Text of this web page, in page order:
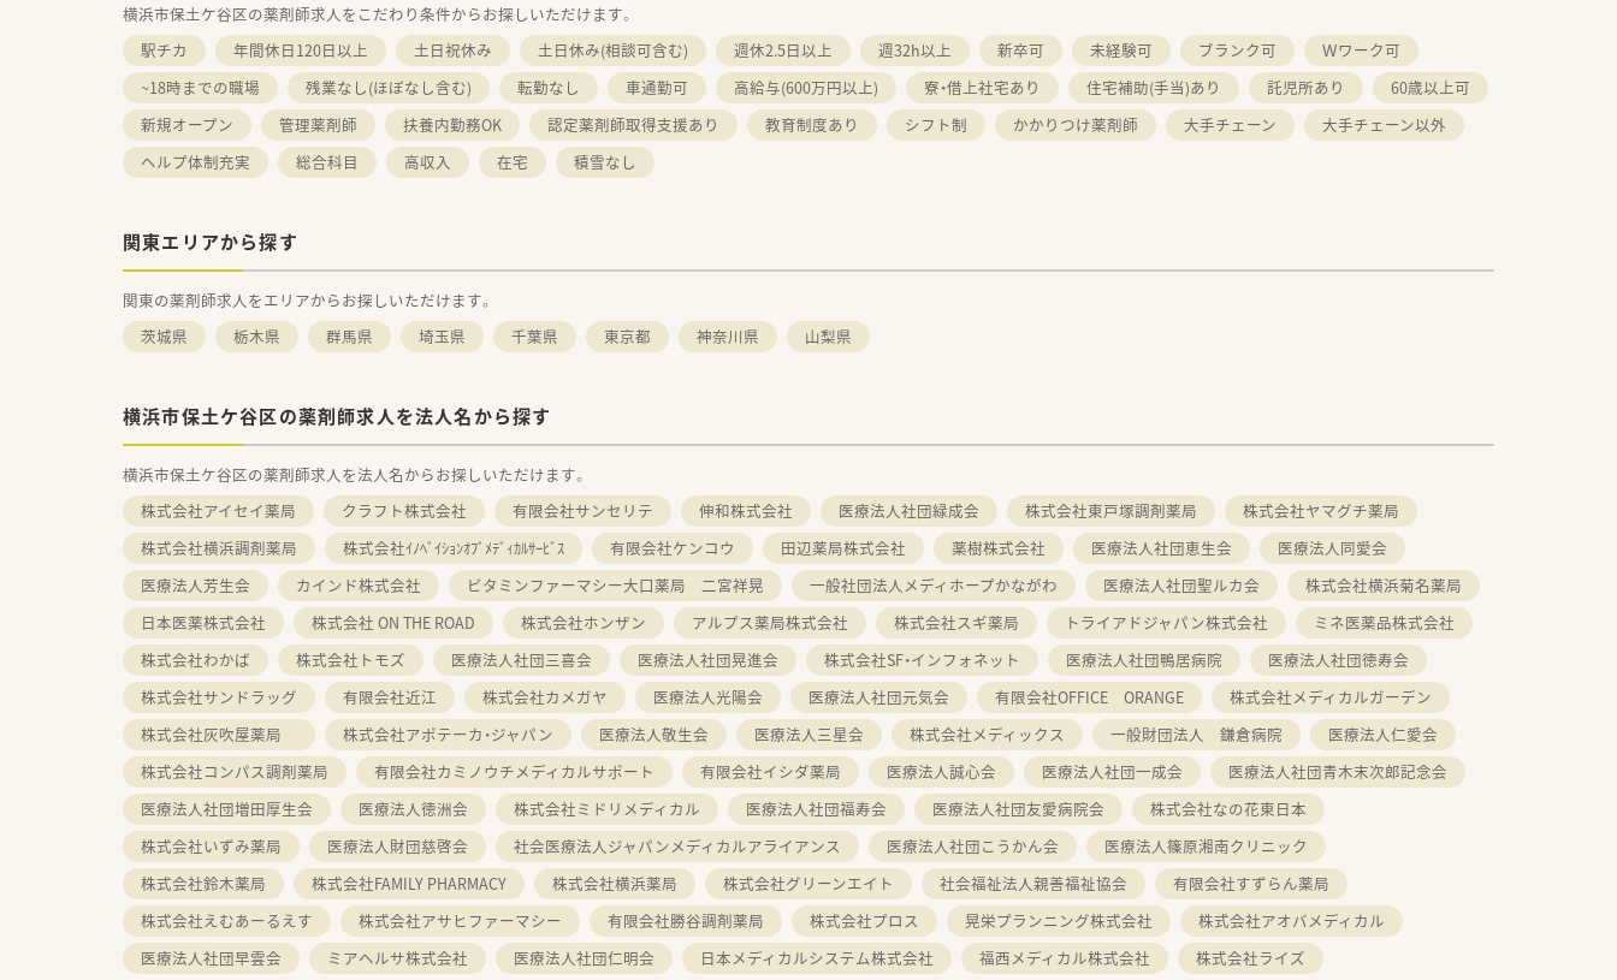
横浜市保土ケ谷区の薬剤師求人をこだわり条件からお探しいただけます。
駅チカ
年間休日120日以上 土日祝休み 土日休み(相談可含む) 週休2.5日以上 週32h以上 新卒可 未経験可 ブランク可
Ｗワーク可
~18時までの職場
残業なし(ほぼなし含む) 転勤なし 車通勤可 高給与(600万円以上) 寮・借上社宅あり 住宅補助(手当)あり 託児所あり
60歳以上可
新規オープン
管理薬剤師 扶養内勤務OK 認定薬剤師取得支援あり 教育制度あり シフト制 かかりつけ薬剤師 大手チェーン
大手チェーン以外
ヘルプ体制充実
総合科目 高収入 在宅 積雪なし
関東エリアから探す
関東の薬剤師求人をエリアからお探しいただけます。
茨城県
栃木県 群馬県 埼玉県 千葉県 東京都 神奈川県 山梨県
横浜市保土ケ谷区の薬剤師求人を法人名から探す
横浜市保土ケ谷区の薬剤師求人を法人名からお探しいただけます。
株式会社アイセイ薬局
クラフト株式会社 有限会社サンセリテ 伸和株式会社 医療法人社団緑成会 株式会社東戸塚調剤薬局
株式会社ヤマグチ薬局
株式会社横浜調剤薬局
株式会社ｲﾉﾍﾞｲｼｮﾝｵﾌﾞﾒﾃﾞｨｶﾙｻｰﾋﾞｽ 有限会社ケンコウ 田辺薬局株式会社 薬樹株式会社 医療法人社団恵生会
医療法人同愛会
医療法人芳生会
カインド株式会社 ビタミンファーマシー大口薬局 二宮祥晃 一般社団法人メディホープかながわ 医療法人社団聖ルカ会
株式会社横浜菊名薬局
日本医薬株式会社
株式会社 ON THE ROAD 株式会社ホンザン アルプス薬局株式会社 株式会社スギ薬局 トライアドジャパン株式会社
ミネ医薬品株式会社
株式会社わかば
株式会社トモズ 医療法人社団三喜会 医療法人社団晃進会 株式会社SF・インフォネット 医療法人社団鴨居病院
医療法人社団徳寿会
株式会社サンドラッグ
有限会社近江 株式会社カメガヤ 医療法人光陽会 医療法人社団元気会 有限会社OFFICE ORANGE
株式会社メディカルガーデン
株式会社灰吹屋薬局
株式会社アポテーカ・ジャパン 医療法人敬生会 医療法人三星会 株式会社メディックス 一般財団法人 鎌倉病院
医療法人仁愛会
株式会社コンパス調剤薬局
有限会社カミノウチメディカルサポート 有限会社イシダ薬局 医療法人誠心会 医療法人社団一成会
医療法人社団青木末次郎記念会
医療法人社団増田厚生会
医療法人徳洲会 株式会社ミドリメディカル 医療法人社団福寿会 医療法人社団友愛病院会
株式会社なの花東日本
株式会社いずみ薬局
医療法人財団慈啓会 社会医療法人ジャパンメディカルアライアンス 医療法人社団こうかん会
医療法人篠原湘南クリニック
株式会社鈴木薬局
株式会社FAMILY PHARMACY 株式会社横浜薬局 株式会社グリーンエイト 社会福祉法人親善福祉協会
有限会社すずらん薬局
株式会社えむあーるえす
株式会社アサヒファーマシー 有限会社勝谷調剤薬局 株式会社プロス 晃栄プランニング株式会社
株式会社アオバメディカル
医療法人社団早雲会
ミアヘルサ株式会社 医療法人社団仁明会 日本メディカルシステム株式会社 福西メディカル株式会社 株式会社ライズ